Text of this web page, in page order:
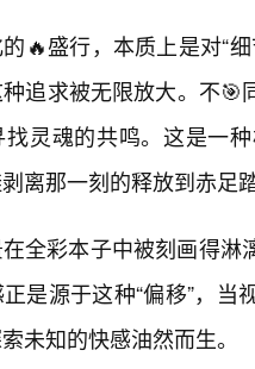
🔥盛行，本质上是对“
追求被无限放大。不
灵魂的共鸣。这是一
离那一刻的释放到赤足
全彩本子中被刻画得淋
是源于这种“偏移”，
未知的快感油然而生。